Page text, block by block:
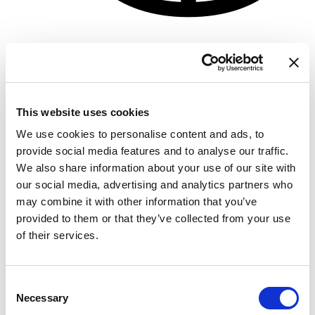
This website uses cookies
We use cookies to personalise content and ads, to
provide social media features and to analyse our traffic.
We also share information about your use of our site with
our social media, advertising and analytics partners who
may combine it with other information that you’ve
provided to them or that they’ve collected from your use
of their services.
Selection
Necessary
Hytter
Køyeplasser4
StorseilFurling
Motor boatKormoran 940
Frankrike ,Niderviller
Niderviller Marina
Bareboat charter
Prisliste
Sjekk tilgjengelighet og detaljer